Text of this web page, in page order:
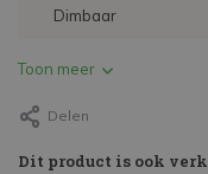
Dimbaar
Toon meer
Delen
Dit product is ook